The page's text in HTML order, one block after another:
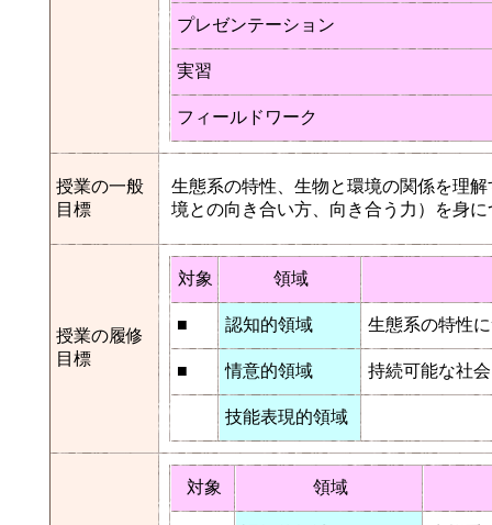
プレゼンテーション
実習
フィールドワーク
授業の一般
目標
生態系の特性、生物と環境の関係を理
境との向き合い方、向き合う力）を身に
授業の履修
目標
対象 領域
■ 認知的領域 生態系の特性
■ 情意的領域 持続可能な社
技能表現的領域
対象 領域